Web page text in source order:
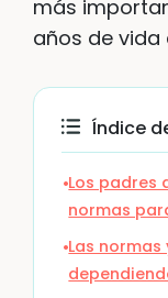
más
años de vida
Índice
Los padres
normas
Las